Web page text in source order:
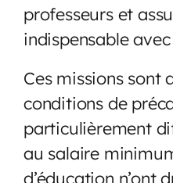
professeurs et
indispensable avec
Ces missions sont
conditions de
particulièrement
au salaire
d’éducation n’ont